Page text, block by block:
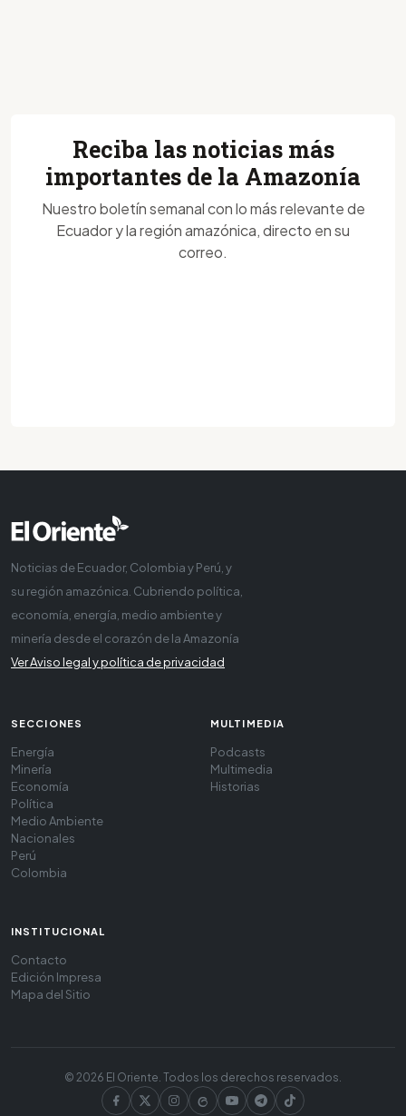
Reciba las noticias más
importantes de la Amazonía
Nuestro boletín semanal con lo más relevante de
Ecuador y la región amazónica, directo en su
correo.
Noticias de Ecuador, Colombia y Perú, y
su región amazónica. Cubriendo política,
economía, energía, medio ambiente y
minería desde el corazón de la Amazonía
Ver Aviso legal y política de privacidad
SECCIONES
Energía
Minería
Economía
Política
Medio Ambiente
Nacionales
Perú
Colombia
MULTIMEDIA
Podcasts
Multimedia
Historias
INSTITUCIONAL
Contacto
Edición Impresa
Mapa del Sitio
© 2026 El Oriente. Todos los derechos reservados.